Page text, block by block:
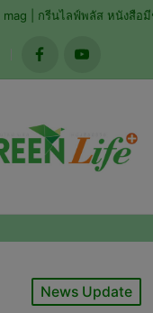
mag | กรีนไลฟ์พลัส หนังสือ
facebookyoutube
Posted
News Update
modal-